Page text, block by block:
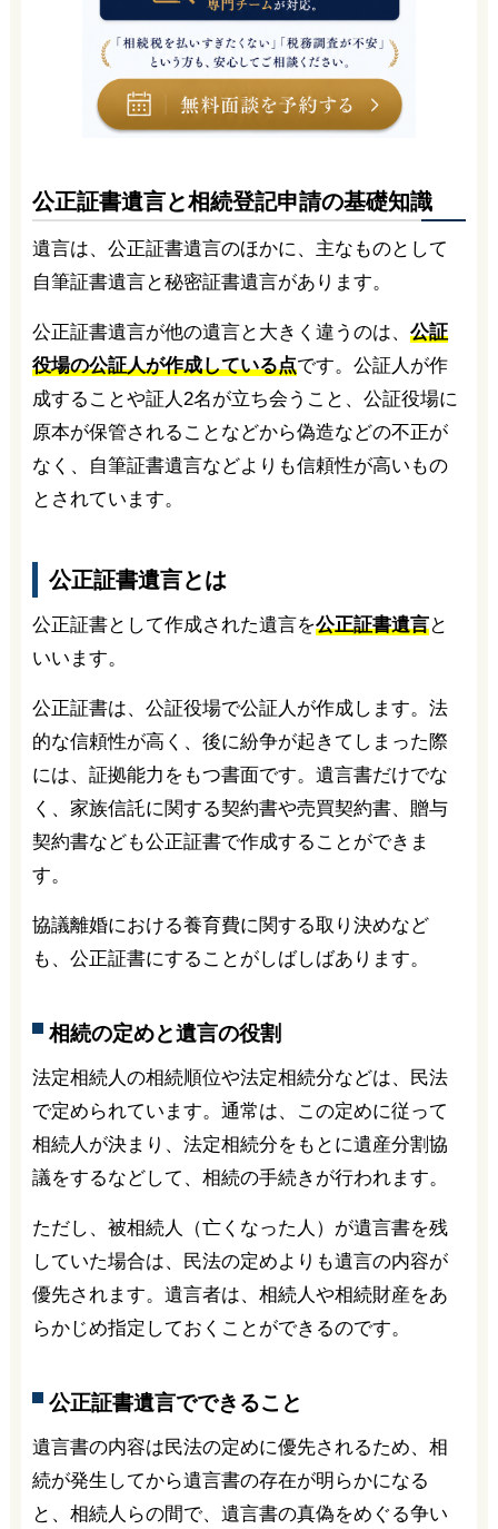
公正証書遺言と相続登記申請の基礎知識
遺言は、公正証書遺言のほかに、主なものとして
自筆証書遺言と秘密証書遺言があります。
公正証書遺言が他の遺言と大きく違うのは、 公証
役場の公証人が作成している点です。公証人が作
成することや証人2名が立ち会うこと、公証役場に
原本が保管されることなどから偽造などの不正が
なく、自筆証書遺言などよりも信頼性が高いもの
とされています。
公正証書遺言とは
公正証書として作成された遺言を公正証書遺言と
いいます。
公正証書は、公証役場で公証人が作成します。法
的な信頼性が高く、後に紛争が起きてしまった際
には、証拠能力をもつ書面です。遺言書だけでな
く、家族信託に関する契約書や売買契約書、贈与
契約書なども公正証書で作成することができま
す。
協議離婚における養育費に関する取り決めなど
も、公正証書にすることがしばしばあります。
相続の定めと遺言の役割
法定相続人の相続順位や法定相続分などは、民法
で定められています。通常は、この定めに従って
相続人が決まり、法定相続分をもとに遺産分割協
議をするなどして、相続の手続きが行われます。
ただし、被相続人（亡くなった人）が遺言書を残
していた場合は、民法の定めよりも遺言の内容が
優先されます。遺言者は、相続人や相続財産をあ
らかじめ指定しておくことができるのです。
公正証書遺言でできること
遺言書の内容は民法の定めに優先されるため、相
続が発生してから遺言書の存在が明らかになる
と、相続人らの間で、遺言書の真偽をめぐる争い